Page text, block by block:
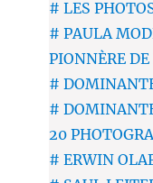
# LES
# PAULA
PIONNÈRE
#
#
20
# ERWIN